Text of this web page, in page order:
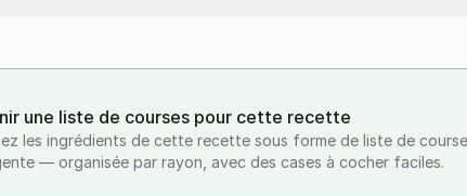
une liste de courses pour cette recette
les ingrédients de cette recette sous forme de liste de
— organisée par rayon, avec des cases à cocher faciles.